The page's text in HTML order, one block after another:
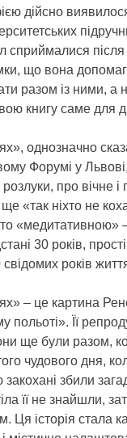
дійсно
сприймалися
що вона
разом із ними, а
книгу саме для
однозначно
Форумі у
про вічне і
«так ніхто не
«медитативною»
30 років,
років
– це картина
Її
ще були разом,
чудового дня,
збили
її не знайшли,
Ця історія стала